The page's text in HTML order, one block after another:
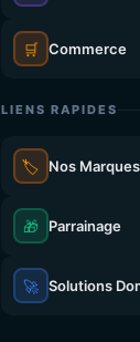
🛒 Commerce
LIENS RAPIDES
🏷️ Nos Marques
🎁 Parrainage
🚀 Solutions